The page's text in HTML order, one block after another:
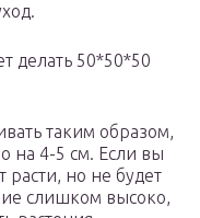
делать 50*50*50
таким образом,
на 4-5 см. Если вы
расти, но не будет
слишком высоко,